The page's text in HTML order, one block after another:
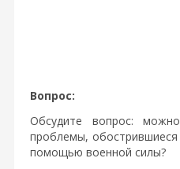
Вопрос:
Обсудите вопрос:
проблемы, обострившиеся
помощью военной силы?